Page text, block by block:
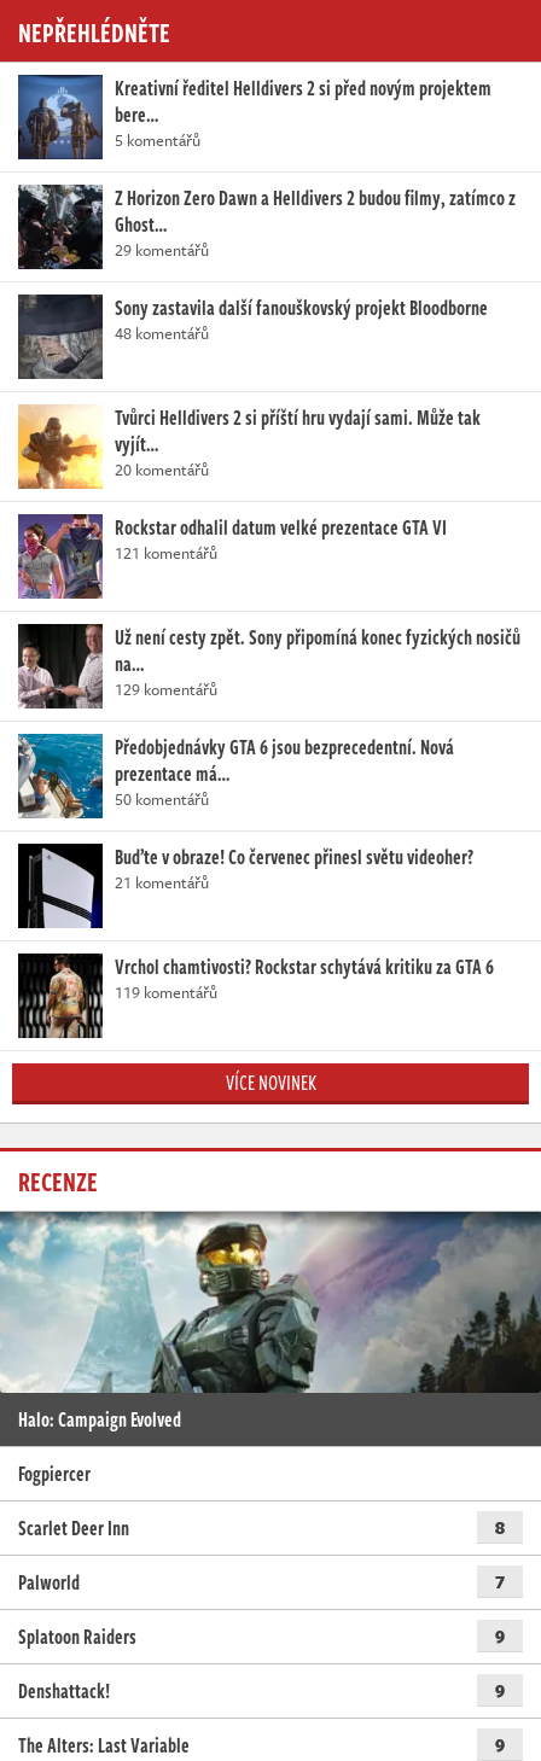
NEPŘEHLÉDNĚTE
Kreativní ředitel Helldivers 2 si před novým projektem
bere…
5 komentářů
Z Horizon Zero Dawn a Helldivers 2 budou filmy, zatímco z
Ghost…
29 komentářů
Sony zastavila další fanouškovský projekt Bloodborne
48 komentářů
Tvůrci Helldivers 2 si příští hru vydají sami. Může tak
vyjít…
20 komentářů
Rockstar odhalil datum velké prezentace GTA VI
121 komentářů
Už není cesty zpět. Sony připomíná konec fyzických nosičů
na…
129 komentářů
Předobjednávky GTA 6 jsou bezprecedentní. Nová
prezentace má…
50 komentářů
Buďte v obraze! Co červenec přinesl světu videoher?
21 komentářů
Vrchol chamtivosti? Rockstar schytává kritiku za GTA 6
119 komentářů
VÍCE NOVINEK
RECENZE
Halo: Campaign Evolved
Fogpiercer
Scarlet Deer Inn
8
Palworld 7
Splatoon Raiders 9
Denshattack! 9
The Alters: Last Variable 9